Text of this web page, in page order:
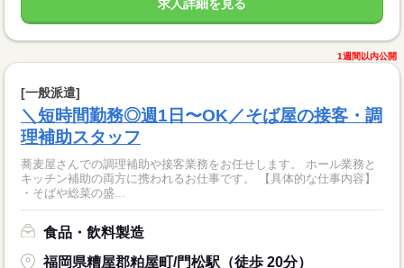
求人詳細を見る
1週間以内公開
[一般派遣]
＼短時間勤務◎週1日〜OK／そば屋の接客・調
理補助スタッフ
蕎麦屋さんでの調理補助や接客業務をお任せします。 ホール業務と
キッチン補助の両方に携われるお仕事です。 【具体的な仕事内容】
・そばや総菜の盛...
食品・飲料製造
福岡県糟屋郡粕屋町/門松駅（徒歩 20分）